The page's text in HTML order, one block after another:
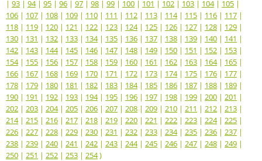
| 93 | 94| 95 | 96 | 97 | 98 | 99 | 100 | 101 | 102 | 103 | 104| 105 |
106 | 107 | 108 | 109 | 110 | 111 | 112 | 113 | 114| 115 | 116 | 117 |
118 | 119 | 120 | 121 | 122 | 123 | 124| 125 | 126 | 127 | 128 | 129 |
130 | 131 | 132 | 133 | 134| 135 | 136 | 137 | 138 | 139 | 140 | 141 |
142 | 143 | 144| 145 | 146 | 147 | 148 | 149 | 150 | 151 | 152 | 153 |
154| 155 | 156 | 157 | 158 | 159 | 160 | 161 | 162 | 163 | 164| 165 |
166 | 167 | 168 | 169 | 170 | 171 | 172 | 173 | 174| 175 | 176 | 177 |
178 | 179 | 180 | 181 | 182 | 183 | 184| 185 | 186 | 187 | 188 | 189 |
190 | 191 | 192 | 193 | 194| 195 | 196 | 197 | 198 | 199 | 200 | 201 |
202 | 203 | 204| 205 | 206 | 207 | 208 | 209 | 210 | 211 | 212 | 213 |
214| 215 | 216 | 217 | 218 | 219 | 220 | 221 | 222 | 223 | 224| 225 |
226 | 227 | 228 | 229 | 230 | 231 | 232 | 233 | 234| 235 | 236 | 237 |
238 | 239 | 240 | 241 | 242 | 243 | 244| 245 | 246 | 247 | 248 | 249 |
250 | 251 | 252 | 253 | 254)